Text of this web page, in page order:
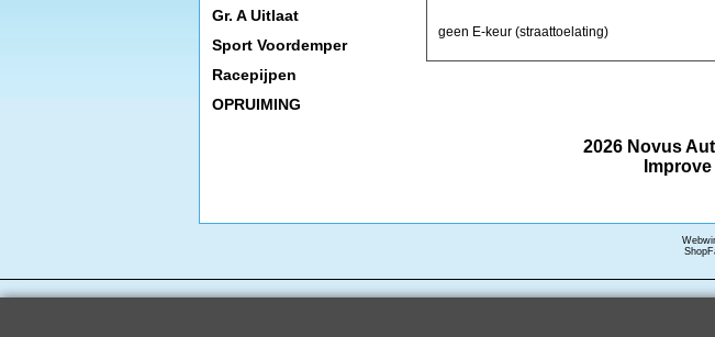
Gr. A Uitlaat
Sport Voordemper
Racepijpen
OPRUIMING
geen E-keur (straattoelating)
2026 Novus